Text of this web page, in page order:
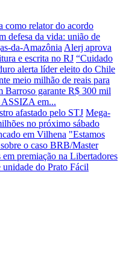
como relator do acordo
defesa da vida: união de
da-Amazônia Alerj aprova
e escrita no RJ “Cuidado
alerta líder eleito do Chile
meio milhão de reais para
Barroso garante R$ 300 mil
ASSIZA em...
afastado pelo STJ Mega-
no próximo sábado
em Vilhena "Estamos
o caso BRB/Master
premiação na Libertadores
do Prato Fácil